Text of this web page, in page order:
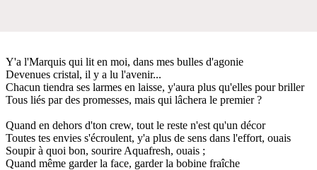
Y'a l'Marquis qui lit en moi, dans mes bulles d'agonie
Devenues cristal, il y a lu l'avenir...
Chacun tiendra ses larmes en laisse, y'aura plus qu'elles pour briller
Tous liés par des promesses, mais qui lâchera le premier ?
Quand en dehors d'ton crew, tout le reste n'est qu'un décor
Toutes tes envies s'écroulent, y'a plus de sens dans l'effort, ouais
Soupir à quoi bon, sourire Aquafresh, ouais ;
Quand même garder la face, garder la bobine fraîche